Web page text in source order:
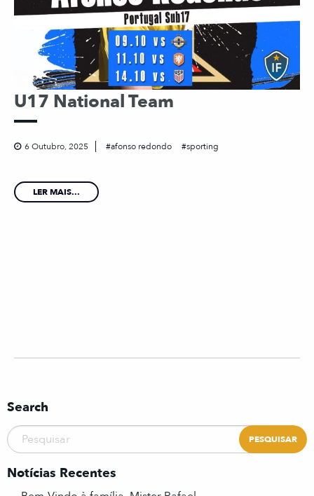
U17 National Team
6 Outubro, 2025 afonso redondo sporting
LER MAIS...
Search
Notícias Recentes